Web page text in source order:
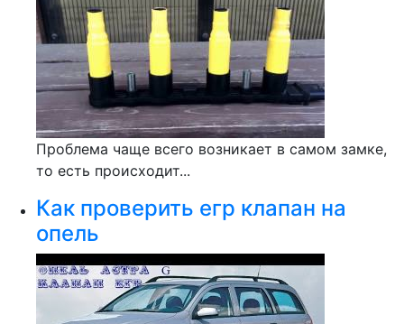
Проблема чаще всего возникает в самом замке,
то есть происходит...
Как проверить егр клапан на
опель